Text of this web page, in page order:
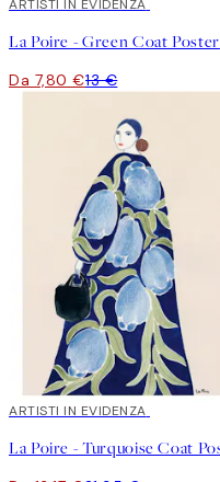
40%*
ARTISTI IN EVIDENZA
La Poire - Green Coat Poster
Da 7,80 €13 €
40%*
ARTISTI IN EVIDENZA